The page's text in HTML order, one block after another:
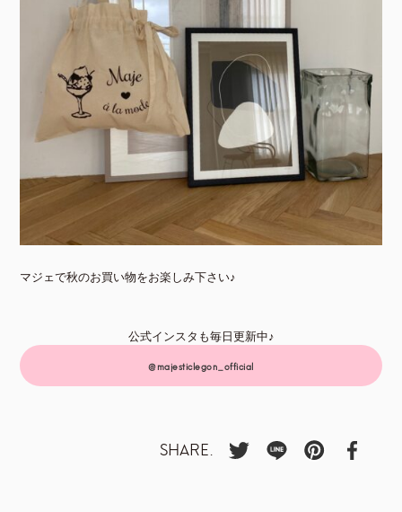
マジェで秋のお買い物をお楽しみ下さい♪
公式インスタも毎日更新中♪
@majesticlegon_official
SHARE.